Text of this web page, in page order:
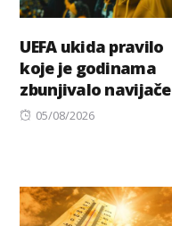
UEFA ukida pravilo
koje je godinama
zbunjivalo navijače
Posted
05/08/2026